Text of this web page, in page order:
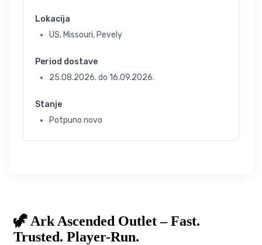
Lokacija
US, Missouri, Pevely
Period dostave
25.08.2026. do 16.09.2026.
Stanje
Potpuno novo